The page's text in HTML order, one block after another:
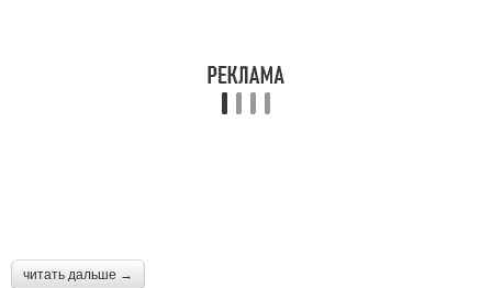
читать дальше →